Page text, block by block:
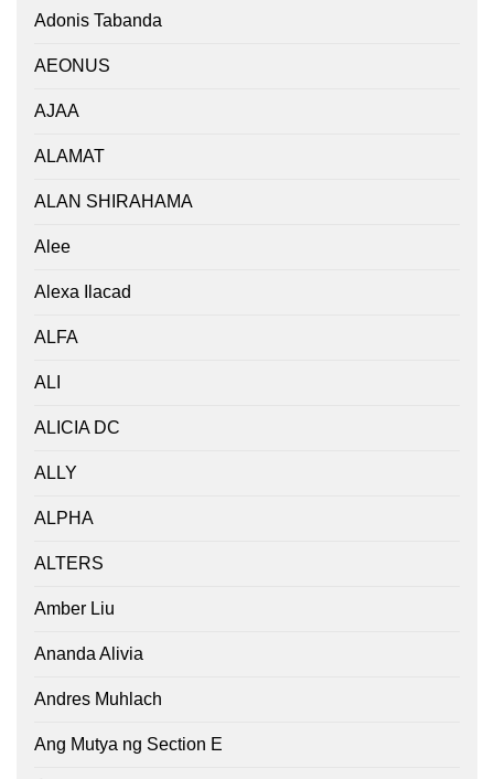
Adonis Tabanda
AEONUS
AJAA
ALAMAT
ALAN SHIRAHAMA
Alee
Alexa Ilacad
ALFA
ALI
ALICIA DC
ALLY
ALPHA
ALTERS
Amber Liu
Ananda Alivia
Andres Muhlach
Ang Mutya ng Section E